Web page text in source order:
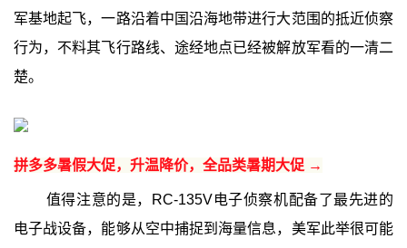
军基地起飞，一路沿着中国沿海地带进行大范围的抵近侦察
行为，不料其飞行路线、途经地点已经被解放军看的一清二
楚。
拼多多暑假大促，升温降价，全品类暑期大促 →
值得注意的是，RC-135V电子侦察机配备了最先进的
电子战设备，能够从空中捕捉到海量信息，美军此举很可能